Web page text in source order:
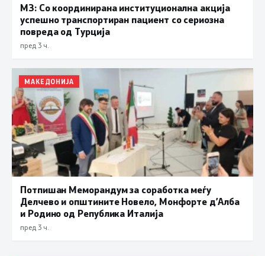
МЗ: Со координирана институционална акција
успешно транспортиран пациент со сериозна
повреда од Турција
пред 3 ч.
МАКЕДОНИЈА
Потпишан Меморандум за соработка меѓу
Делчево и општините Новело, Монфорте д’Алба
и Родино од Република Италија
пред 3 ч.